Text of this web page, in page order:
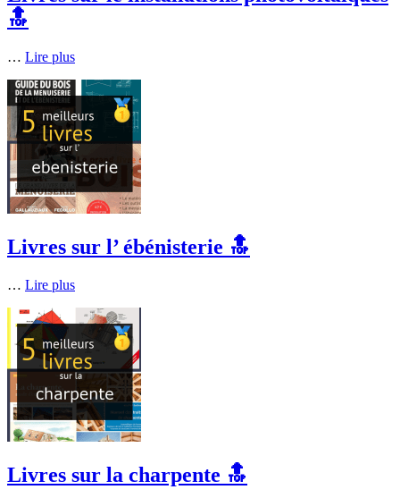
🔝
… Lire plus
Livres sur l’ ébénisterie 🔝
… Lire plus
Livres sur la charpente 🔝